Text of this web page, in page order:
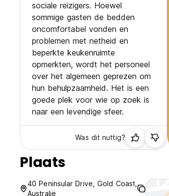
sociale reizigers. Hoewel
sommige gasten de bedden
oncomfortabel vonden en
problemen met netheid en
beperkte keukenruimte
opmerkten, wordt het personeel
over het algemeen geprezen om
hun behulpzaamheid. Het is een
goede plek voor wie op zoek is
naar een levendige sfeer.
Was dit nuttig?
Plaats
40 Peninsular Drive, Gold Coast,
Australië